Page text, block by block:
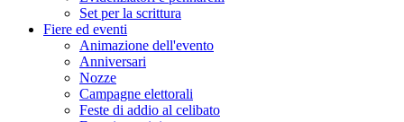
Set per la scrittura
Fiere ed eventi
Animazione dell'evento
Anniversari
Nozze
Campagne elettorali
Feste di addio al celibato